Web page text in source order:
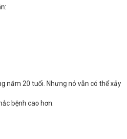
năm 20 tuổi. Nhưng nó vẫn có thể xảy
bệnh cao hơn.